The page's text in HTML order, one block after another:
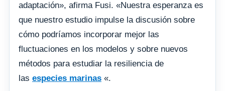
adaptación», afirma Fusi. «Nuestra esperanza es
que nuestro estudio impulse la discusión sobre
cómo podríamos incorporar mejor las
fluctuaciones en los modelos y sobre nuevos
métodos para estudiar la resiliencia de
las especies marinas «.